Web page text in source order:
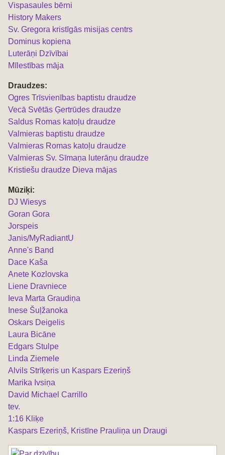
Vispasaules bērni
History Makers
Sv. Gregora kristīgās misijas centrs
Dominus kopiena
Luterāņi Dzīvībai
Mīlestības māja
Draudzes:
Ogres Trīsvienības baptistu draudze
Vecā Svētās Ģertrūdes draudze
Saldus Romas katoļu draudze
Valmieras baptistu draudze
Valmieras Romas katoļu draudze
Valmieras Sv. Sīmaņa luterāņu draudze
Kristiešu draudze Dieva mājas
Mūziķi:
DJ Wiesys
Goran Gora
Jorspeis
Janis/MyRadiantU
Anne's Band
Dace Kaša
Anete Kozlovska
Liene Dravniece
Ieva Marta Graudiņa
Inese Šuļžanoka
Oskars Deigelis
Laura Bicāne
Edgars Stulpe
Linda Ziemele
Alvils Strīķeris un Kaspars Ezeriņš
Marika Ivsiņa
David Michael Carrillo
tev.
1:16 Kliķe
Kaspars Ezeriņš, Kristīne Prauliņa un Draugi